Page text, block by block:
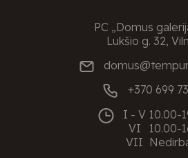
PC „Domus
Lukšio g. 32,
+370 699
I - V 10.00-
VI
10.00-
VII